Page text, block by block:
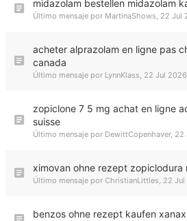
midazolam bestellen midazolam
Último mensaje por MartinaShows, 22 Jul
acheter alprazolam en ligne pas
canada
Último mensaje por LynnKlass, 22 Jul
zopiclone 7 5 mg achat en ligne
suisse
Último mensaje por DewittCopenhaver, 22
ximovan ohne rezept zopiclodura
Último mensaje por ChristianLittles, 22
benzos ohne rezept kaufen